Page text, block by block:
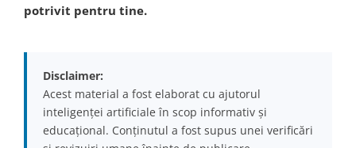
potrivit pentru tine.
Disclaimer:
Acest material a fost elaborat cu ajutorul
inteligenței artificiale în scop informativ și
educațional. Conținutul a fost supus unei verificări